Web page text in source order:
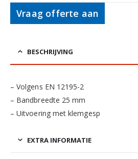
Vraag offerte aan
BESCHRIJVING
– Volgens EN 12195-2
– Bandbreedte 25 mm
– Uitvoering met klemgesp
EXTRA INFORMATIE